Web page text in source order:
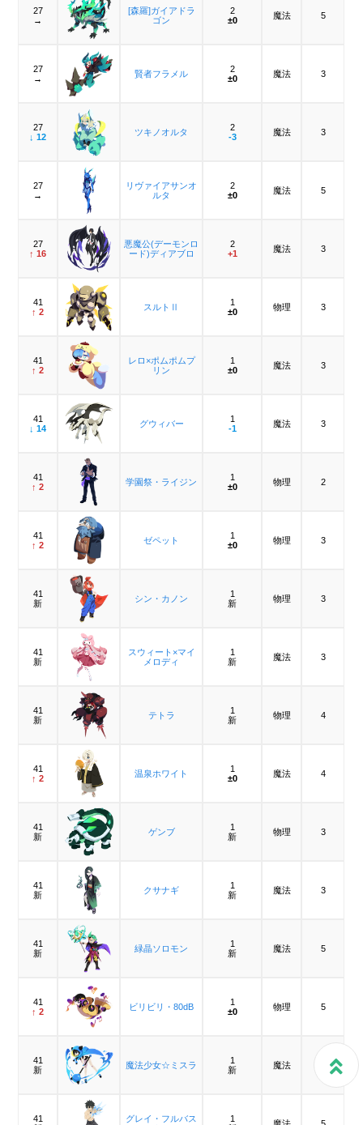
27
→
[森羅]ガイアドラ
ゴン
2
±0
魔法 5
27
→
賢者フラメル
2
±0
魔法 3
27
↓ 12
ツキノオルタ
2
-3
魔法 3
27
→
リヴァイアサンオ
ルタ
2
±0
魔法 5
27
↑ 16
悪魔公(デーモンロ
ード)ディアブロ
2
+1
魔法 3
41
↑ 2
スルトⅡ
1
±0
物理 3
41
↑ 2
レロ×ポムポムプ
リン
1
±0
魔法 3
41
↓ 14
グウィバー
1
-1
魔法 3
41
↑ 2
学園祭・ライジン
1
±0
物理 2
41
↑ 2
ゼペット
1
±0
物理 3
41
新
シン・カノン
1
新
物理 3
41
新
スウィート×マイ
メロディ
1
新
魔法 3
41
新
テトラ
1
新
物理 4
41
↑ 2
温泉ホワイト
1
±0
魔法 4
41
新
ゲンブ
1
新
物理 3
41
新
クサナギ
1
新
魔法 3
41
新
緑晶ソロモン
1
新
魔法 5
41
↑ 2
ビリビリ・80dB
1
±0
物理 5
41
新
魔法少女☆ミスラ
1
新
魔法
41
グレイ・フルバス
1